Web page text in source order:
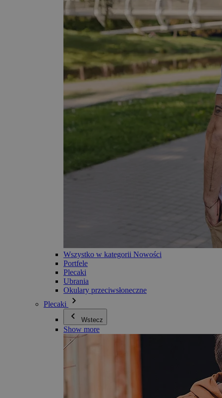
Wszystko w kategorii Nowości
Portfele
Plecaki
Ubrania
Okulary przeciwsłoneczne
Plecaki
Wstecz
Show more